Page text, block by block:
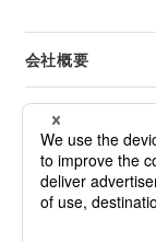
会社概要
リーガル
カスタマーサー